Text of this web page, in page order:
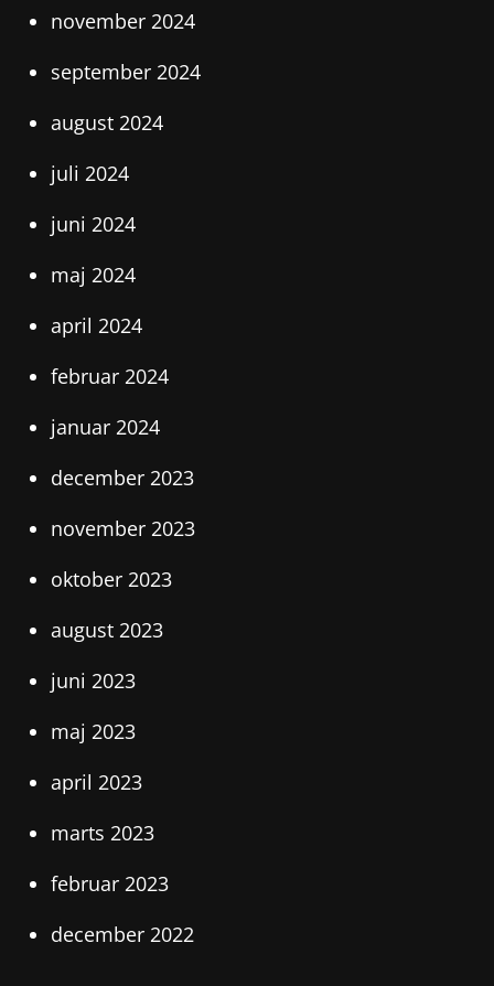
november 2024
september 2024
august 2024
juli 2024
juni 2024
maj 2024
april 2024
februar 2024
januar 2024
december 2023
november 2023
oktober 2023
august 2023
juni 2023
maj 2023
april 2023
marts 2023
februar 2023
december 2022